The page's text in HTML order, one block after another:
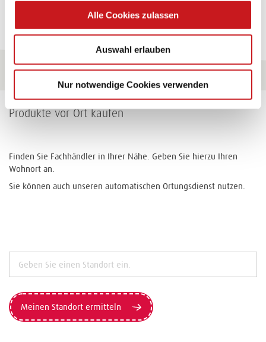
Alle Cookies zulassen
Auswahl erlauben
Nur notwendige Cookies verwenden
Produkte vor Ort kaufen
Finden Sie Fachhändler in Ihrer Nähe. Geben Sie hierzu Ihren
Wohnort an.
Sie können auch unseren automatischen Ortungsdienst nutzen.
Meinen Standort ermitteln